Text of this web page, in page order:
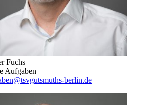
Fuchs
Aufgaben
berlin.de